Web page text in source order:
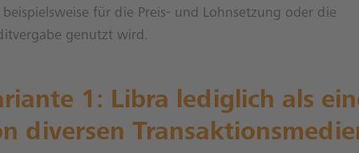
für die Preis- und Lohnsetzung oder die
genutzt wird.
1: Libra lediglich als
diversen